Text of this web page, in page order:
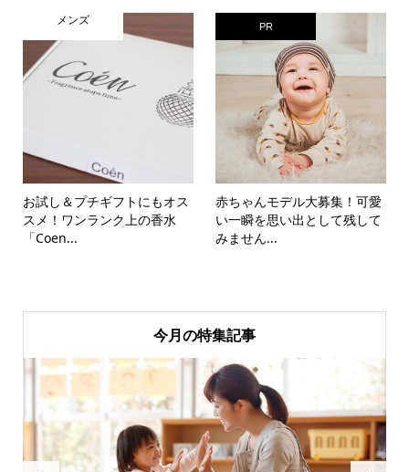
メンズ
お試し＆プチギフトにもオス
スメ！ワンランク上の香水
「Coen...
PR
赤ちゃんモデル大募集！可愛
い一瞬を思い出として残して
みません...
今月の特集記事